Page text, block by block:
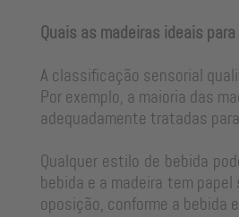
Quais as madeiras ideais
A classificação sensorial
Por exemplo, a maioria das
adequadamente tratadas
Qualquer estilo de bebida
bebida e a madeira tem
oposição, conforme a bebida